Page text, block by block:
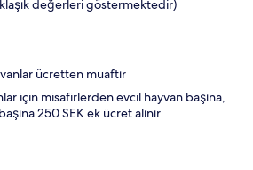
değerleri göstermektedir)
ücretten muaftır
için misafirlerden evcil hayvan başına,
250 SEK ek ücret alınır